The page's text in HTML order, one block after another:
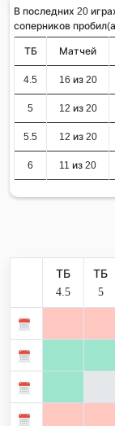
В последних 20
соперников
ТБ Матчей
4.5 16 из 20
5 12 из 20
5.5 12 из 20
6 11 из 20
ТБ
4.5
ТБ
5